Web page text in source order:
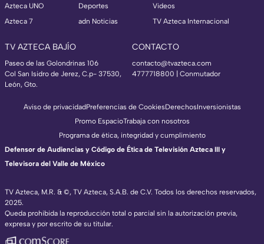
Azteca UNO
Azteca 7
Deportes
adn Noticias
Videos
TV Azteca Internacional
TV AZTECA BAJÍO
Paseo de las Golondrinas 106
Col San Isidro de Jerez, C.p- 37530,
León, Gto.
CONTACTO
contacto@tvazteca.com
4777718800 | Conmutador
TV Azteca, M.R. & ©, TV Azteca, S.A.B. de C.V. Todos los derechos reservados,
2025.
Queda prohibida la reproducción total o parcial sin la autorización previa,
expresa y por escrito de su titular.
Aviso de privacidadPreferencias de CookiesDerechosInversionistas
Promo EspacioTrabaja con nosotros
Programa de ética, integridad y cumplimiento
Defensor de Audiencias y Código de Ética de Televisión Azteca III y
Televisora del Valle de México